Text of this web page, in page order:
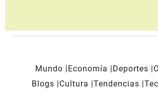
Mundo Economía Deportes
Blogs
Cultura Tendencias